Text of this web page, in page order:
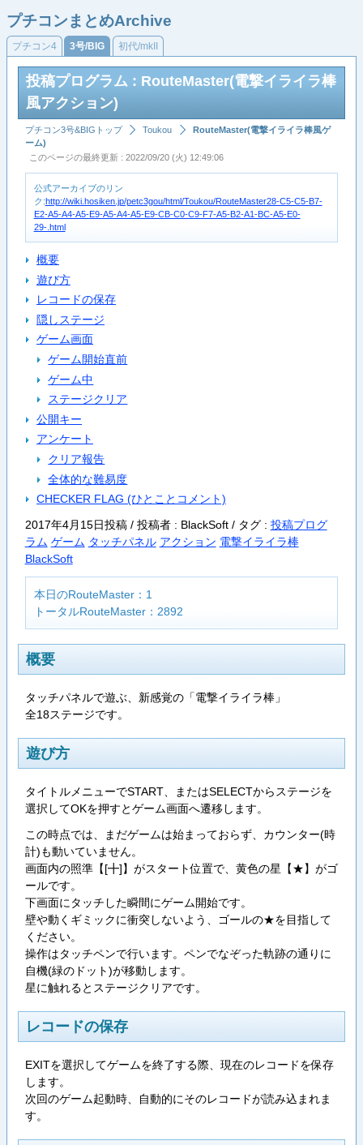
プチコンまとめArchive
プチコン4 3号/BIG 初代/mkII
投稿プログラム : RouteMaster(電撃イライラ棒
風アクション)
プチコン3号&BIGトップ Toukou
RouteMaster(電撃イライラ棒風ゲ
ーム)
このページの最終更新 : 2022/09/20 (火) 12:49:06
公式アーカイブのリン
ク:http://wiki.hosiken.jp/petc3gou/html/Toukou/RouteMaster28-C5-C5-B7-
E2-A5-A4-A5-E9-A5-A4-A5-E9-CB-C0-C9-F7-A5-B2-A1-BC-A5-E0-
29-.html
概要
遊び方
レコードの保存
隠しステージ
ゲーム画面
ゲーム開始直前
ゲーム中
ステージクリア
公開キー
アンケート
クリア報告
全体的な難易度
CHECKER FLAG (ひとことコメント)
2017年4月15日投稿 / 投稿者 : BlackSoft / タグ : 投稿プログ
ラム ゲーム タッチパネル アクション 電撃イライラ棒
BlackSoft
本日のRouteMaster：1
トータルRouteMaster：2892
概要
タッチパネルで遊ぶ、新感覚の「電撃イライラ棒」
全18ステージです。
遊び方
タイトルメニューでSTART、またはSELECTからステージを
選択してOKを押すとゲーム画面へ遷移します。
この時点では、まだゲームは始まっておらず、カウンター(時
計)も動いていません。
画面内の照準【[╋]】がスタート位置で、黄色の星【★】がゴ
ールです。
下画面にタッチした瞬間にゲーム開始です。
壁や動くギミックに衝突しないよう、ゴールの★を目指して
ください。
操作はタッチペンで行います。ペンでなぞった軌跡の通りに
自機(緑のドット)が移動します。
星に触れるとステージクリアです。
レコードの保存
EXITを選択してゲームを終了する際、現在のレコードを保存
します。
次回のゲーム起動時、自動的にそのレコードが読み込まれま
す。